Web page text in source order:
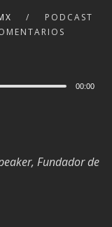
PODCAST
00:00
Fundador de